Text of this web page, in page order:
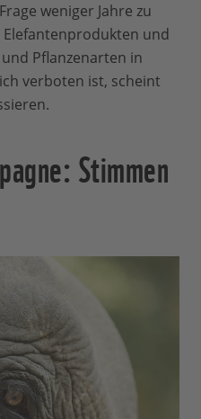
weniger Jahre zu
Elefantenprodukten und
Pflanzenarten in
verboten ist, scheint
Stimmen